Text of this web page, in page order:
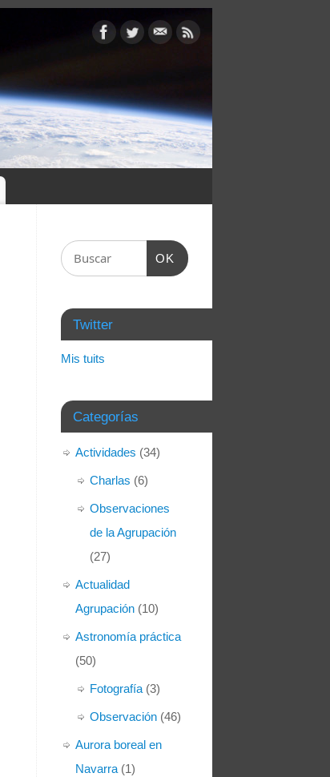
OK
Twitter
Mis tuits
Categorías
Actividades (34)
Charlas (6)
Observaciones
de la Agrupación
(27)
Actualidad
Agrupación (10)
Astronomía práctica
(50)
Fotografía (3)
Observación (46)
Aurora boreal en
Navarra (1)